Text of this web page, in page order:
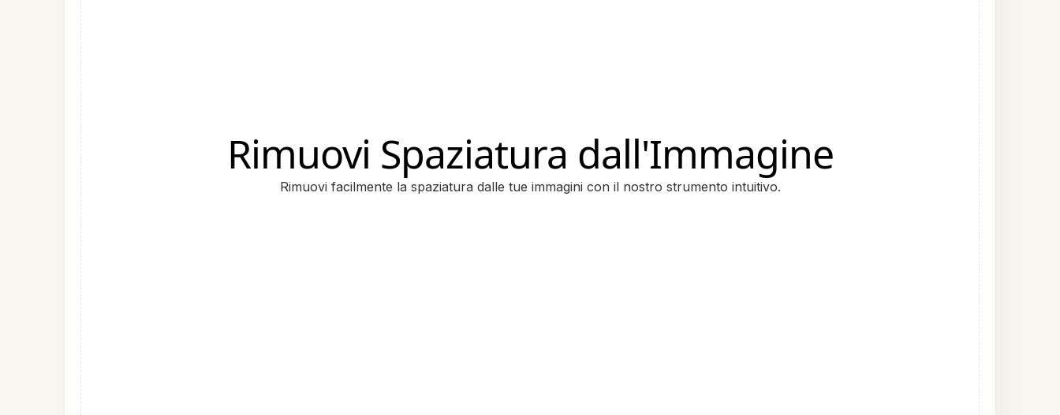
Rimuovi Spaziatura dall'Immagine
Rimuovi facilmente la spaziatura dalle tue immagini con il nostro strumento intuitivo.